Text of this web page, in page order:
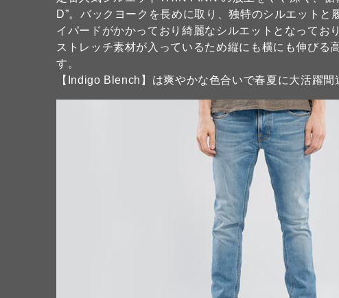
D”。バックヨークを長めに取り、独特のシルエット
イパードがかかっており綺麗なシルエットとなってお
ストレッチ素材が入っているため縦にも横にも伸びる
す。
【Indigo Blench】は爽やかな色合いで春夏に大活躍間